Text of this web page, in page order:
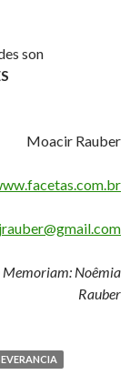
son
Moacir Rauber
Memoriam: Noêmia
Rauber